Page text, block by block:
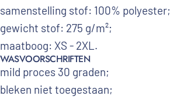
samenstelling stof: 100% polyester;
gewicht stof: 275 g/m²;
maatboog: XS - 2XL.
WASVOORSCHRIFTEN
mild proces 30 graden;
bleken niet toegestaan;